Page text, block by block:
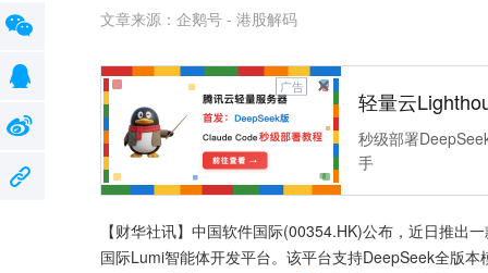
文章来源： 企鹅号 - 港股解码
广告
轻量云
秒级部署
手
【财华社讯】中国软件国际(00354.HK)公布，近日推
国际Lumi智能体开发平台。该平台支持DeepSeek全版